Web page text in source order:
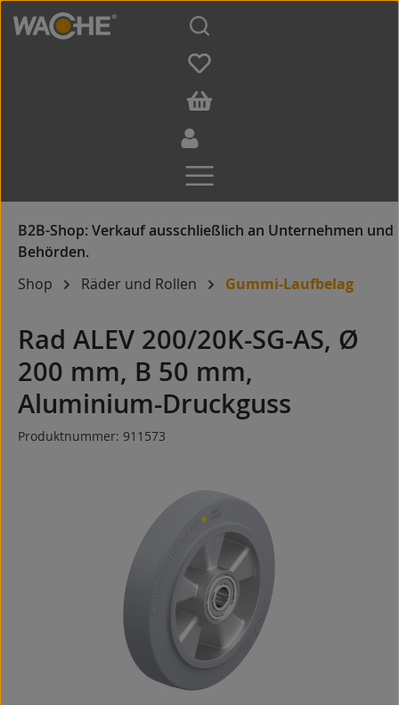
Zum Hauptinhalt springen
Shop Räder und Rollen Gummi-Laufbelag
Rad ALEV 200/20K-SG-AS, Ø
200 mm, B 50 mm,
Aluminium-Druckguss
Produktnummer: 911573
Bildergalerie überspringen